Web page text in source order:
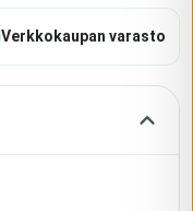
Verkkokaupan varasto